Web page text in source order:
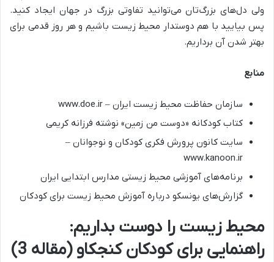
ولی دل‌های بزرگ‌تان می‌توانید تفاوتی بزرگ در جهان ایجاد کنید.
پس بیایید با هم دوستدار محیط زیست باشیم و هر روز قدمی برای
بهتر شدن آن برداریم.
منابع
سازمان حفاظت محیط زیست ایران – www.doe.ir
کتاب کودکانه «دوست من زمین» نوشته فرزانه کریمی
سایت کانون پرورش فکری کودکان و نوجوانان –
www.kanoon.ir
برنامه‌های آموزشی محیط زیستی مدارس ابتدایی ایران
گزارش‌های یونسکو درباره آموزش محیط زیست برای کودکان
محیط زیست را دوست بداریم:
راهنمایی برای کودکان کنجکاو (مقاله 3)